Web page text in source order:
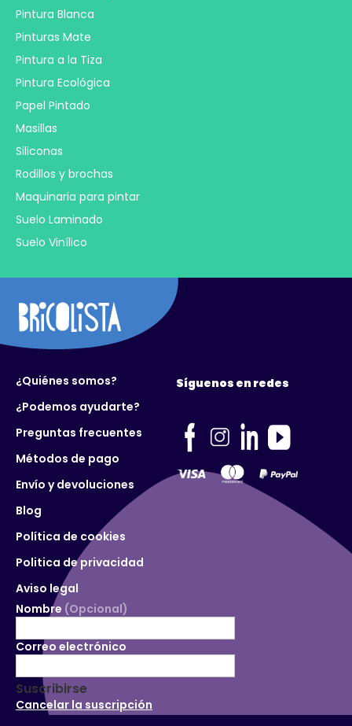
Pintura Blanca
Pinturas Mate
Pintura a la Tiza
Pintura Ecológica
Papel Pintado
Masillas
Siliconas
Rodillos y brochas
Maquinaria para pintar
Suelo Laminado
Suelo Vinílico
Síguenos en redes
¿Quiénes somos?
¿Podemos ayudarte?
Preguntas frecuentes
Métodos de pago
Envío y devoluciones
Blog
Política de cookies
Politica de privacidad
Aviso legal
Nombre (Opcional)
Correo electrónico
Suscribirse
Cancelar la suscripción